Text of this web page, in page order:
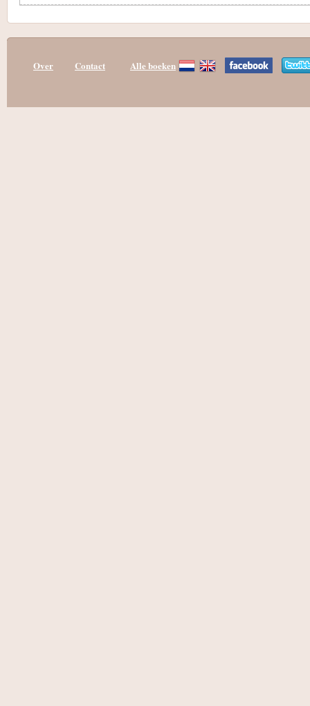
Over Contact Alle boeken